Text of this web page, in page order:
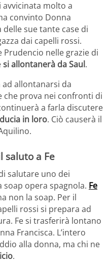
avvicinata molto a
convinto Donna
sue tante case di
dai capelli rossi.
nelle grazie di
si allontanerà da Saul.
allontanarsi da
che prova nei confronti di
a farla discutere
in loro. Ciò causerà il
saluto a Fe
salutare uno dei
opera spagnola. Fe
non la soap. Per il
rossi si prepara ad
Fe si trasferirà lontano
Francisca. L’intero
alla donna, ma chi ne
.